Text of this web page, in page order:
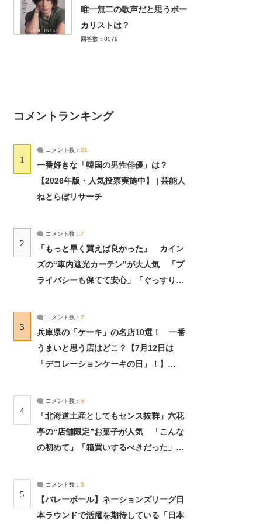
唯一無二の歌声だと思うボー
カリストは？
回答数：8079
コメントランキング
1
コメント数： 21
一番好きな「韓国の男性俳優」は？
【2026年版・人気投票実施中】 | 芸能人
ねとらぼリサーチ
2
コメント数： 7
「もっと早く買えば良かった」 カイン
ズの“車内遮光カーテン”が大人気 「プ
ライバシーも保てて安心」「ぐっすり眠
3
コメント数： 7
兵庫県の「ケーキ」の名店10選！ 一番
うまいと思う店はどこ？【7月12日は
「デコレーションケーキの日」！】
4
コメント数： 5
「北海道土産としてもセンス抜群」六花
亭の“店舗限定”お菓子が人気 「こんな
の初めて」「箱買いするべきだった」
5
コメント数： 3
【バレーボール】ネーションズリーグ日
本ラウンドで活躍を期待している「日本